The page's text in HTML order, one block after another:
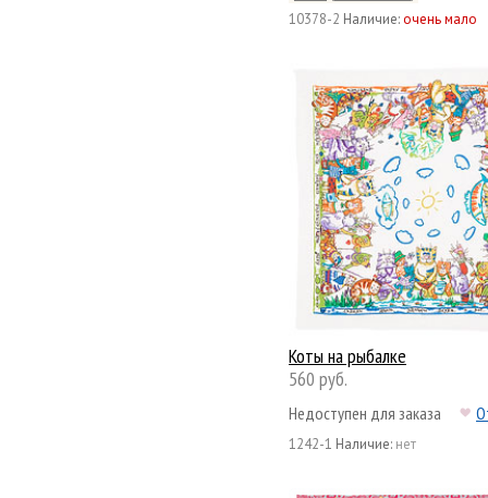
10378-2 Наличие:очень мало
Коты на рыбалке
560 руб.
Недоступен для заказа
1242-1 Наличие: нет